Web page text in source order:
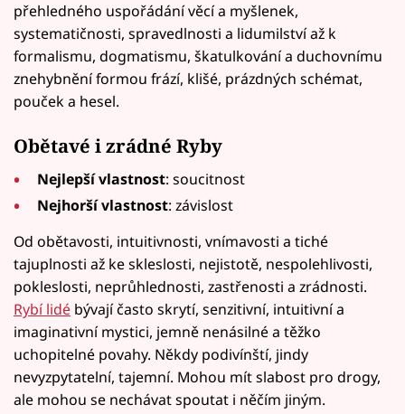
přehledného uspořádání věcí a myšlenek,
systematičnosti, spravedlnosti a lidumilství až k
formalismu, dogmatismu, škatulkování a duchovnímu
znehybnění formou frází, klišé, prázdných schémat,
pouček a hesel.
Obětavé i zrádné Ryby
Nejlepší vlastnost: soucitnost
Nejhorší vlastnost: závislost
Od obětavosti, intuitivnosti, vnímavosti a tiché
tajuplnosti až ke skleslosti, nejistotě, nespolehlivosti,
pokleslosti, neprůhlednosti, zastřenosti a zrádnosti.
Rybí lidé bývají často skrytí, senzitivní, intuitivní a
imaginativní mystici, jemně nenásilné a těžko
uchopitelné povahy. Někdy podivínští, jindy
nevyzpytatelní, tajemní. Mohou mít slabost pro drogy,
ale mohou se nechávat spoutat i něčím jiným.